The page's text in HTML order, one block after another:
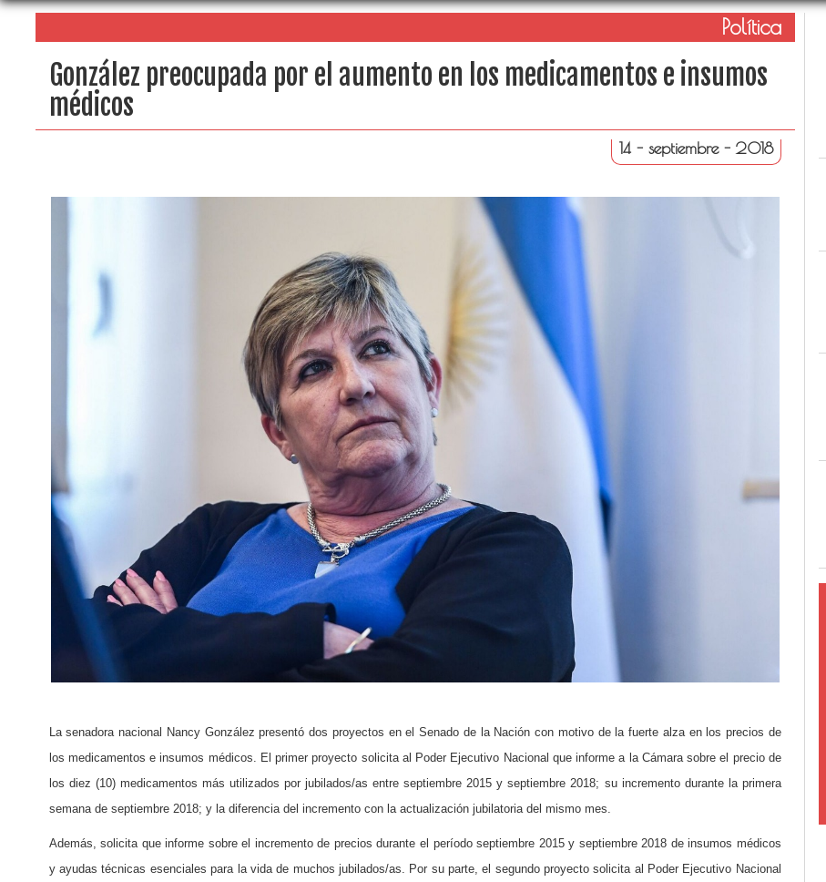
Política
González preocupada por el aumento en los medicamentos e insumos
médicos
14 - septiembre - 2018
La senadora nacional Nancy González presentó dos proyectos en el Senado de la Nación con motivo de la fuerte alza en los precios de
los medicamentos e insumos médicos. El primer proyecto solicita al Poder Ejecutivo Nacional que informe a la Cámara sobre el precio de
los diez (10) medicamentos más utilizados por jubilados/as entre septiembre 2015 y septiembre 2018; su incremento durante la primera
semana de septiembre 2018; y la diferencia del incremento con la actualización jubilatoria del mismo mes.
Además, solicita que informe sobre el incremento de precios durante el período septiembre 2015 y septiembre 2018 de insumos médicos
y ayudas técnicas esenciales para la vida de muchos jubilados/as. Por su parte, el segundo proyecto solicita al Poder Ejecutivo Nacional